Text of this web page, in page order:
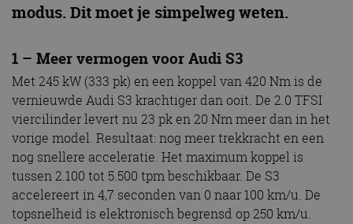
modus. Dit moet je simpelweg weten.
1 – Meer vermogen voor Audi S3
Met 245 kW (333 pk) en een koppel van 420 Nm is de
vernieuwde Audi S3 krachtiger dan ooit. De 2.0 TFSI
viercilinder levert nu 23 pk en 20 Nm meer dan in het
vorige model. Resultaat: nog meer trekkracht en een
nog snellere acceleratie. Het maximum koppel is
tussen 2.100 tot 5.500 tpm beschikbaar. De S3
accelereert in 4,7 seconden van 0 naar 100 km/u. De
topsnelheid is elektronisch begrensd op 250 km/u.